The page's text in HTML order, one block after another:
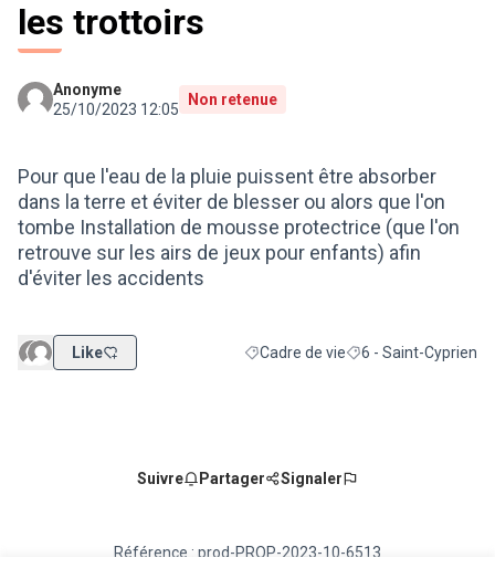
les trottoirs
Anonyme
25/10/2023 12:05
Non retenue
Pour que l'eau de la pluie puissent être absorber
dans la terre et éviter de blesser ou alors que l'on
tombe Installation de mousse protectrice (que l'on
retrouve sur les airs de jeux pour enfants) afin
d'éviter les accidents
Like Filtrer les résultats de la catégorie :
Cadre de vieFiltrer les résultats
6 - Saint-Cyprien
Suivre Partager Signaler
Référence : prod-PROP-2023-10-6513